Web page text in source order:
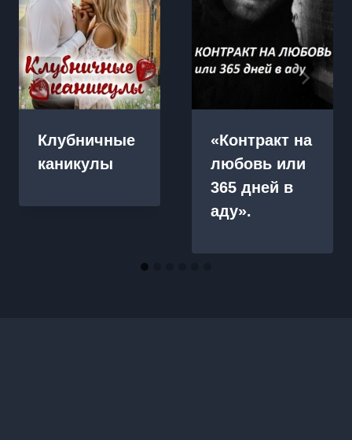
Клубничные
каникулы
«Контракт на
любовь или
365 дней в
аду».